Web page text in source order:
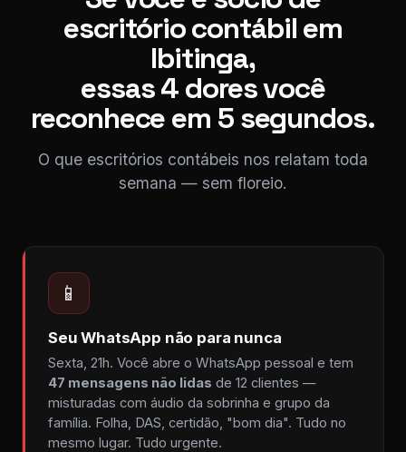
escritório contábil em
Ibitinga,
essas 4 dores você
reconhece em 5 segundos.
O que escritórios contábeis nos relatam toda
semana — sem floreio.
📱
Seu WhatsApp não para nunca
Sexta, 21h. Você abre o WhatsApp pessoal e tem
47 mensagens não lidas de 12 clientes —
misturadas com áudio da sobrinha e grupo da
família. Folha, DAS, certidão, "bom dia". Tudo no
mesmo lugar. Tudo urgente.